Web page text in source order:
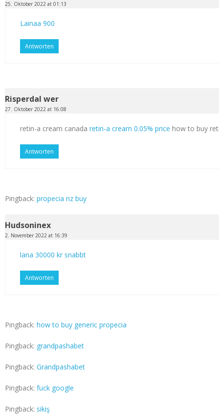
25. Oktober 2022 at 01:13
Lainaa 900
Antworten
Risperdal wer
27. Oktober 2022 at 16:08
retin-a cream canada retin-a cream 0.05% price how to buy
Antworten
Pingback: propecia nz buy
Hudsoninex
2. November 2022 at 16:39
lana 30000 kr snabbt
Antworten
Pingback: how to buy generic propecia
Pingback: grandpashabet
Pingback: Grandpashabet
Pingback: fuck google
Pingback: sikiş